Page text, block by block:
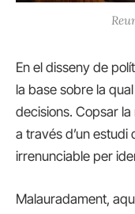
En el disseny de
la base sobre la
decisions. Copsar
a través d’un estudi
irrenunciable per
Malauradament,